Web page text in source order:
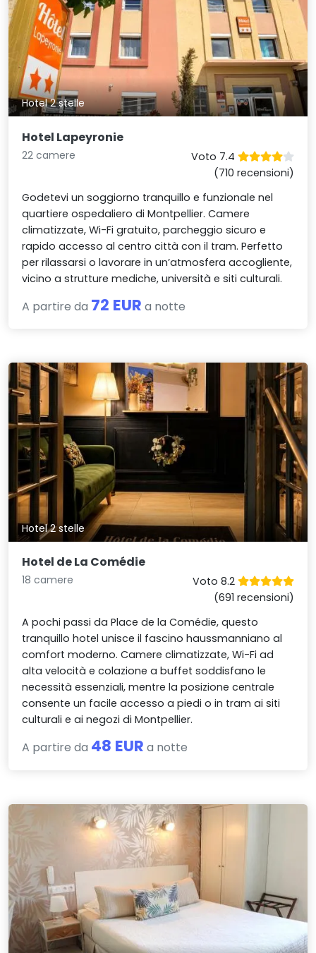
Hotel 2 stelle
Hotel Lapeyronie
22 camere
Voto 7.4
(710 recensioni)
Godetevi un soggiorno tranquillo e funzionale nel
quartiere ospedaliero di Montpellier. Camere
climatizzate, Wi-Fi gratuito, parcheggio sicuro e
rapido accesso al centro città con il tram. Perfetto
per rilassarsi o lavorare in un’atmosfera accogliente,
vicino a strutture mediche, università e siti culturali.
A partire da 72 EUR a notte
Hotel 2 stelle
Hotel de La Comédie
18 camere
Voto 8.2
(691 recensioni)
A pochi passi da Place de la Comédie, questo
tranquillo hotel unisce il fascino haussmanniano al
comfort moderno. Camere climatizzate, Wi-Fi ad
alta velocità e colazione a buffet soddisfano le
necessità essenziali, mentre la posizione centrale
consente un facile accesso a piedi o in tram ai siti
culturali e ai negozi di Montpellier.
A partire da 48 EUR a notte